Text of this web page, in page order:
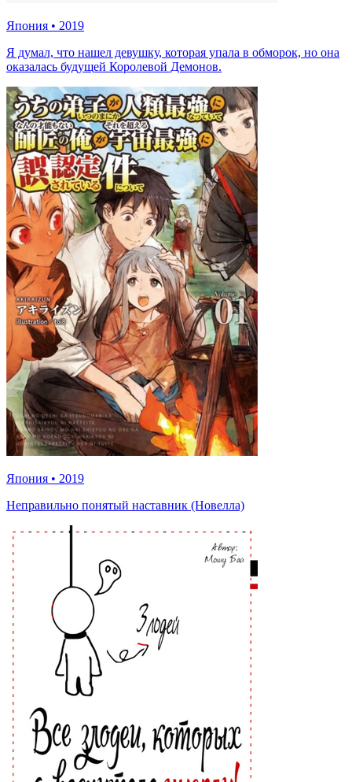
Япония • 2019
Я думал, что нашел девушку, которая упала в обморок, но она
оказалась будущей Королевой Демонов.
Япония • 2019
Неправильно понятый наставник (Новелла)